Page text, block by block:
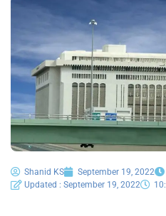
Shanid KS September 19, 2022
Updated : September 19, 2022